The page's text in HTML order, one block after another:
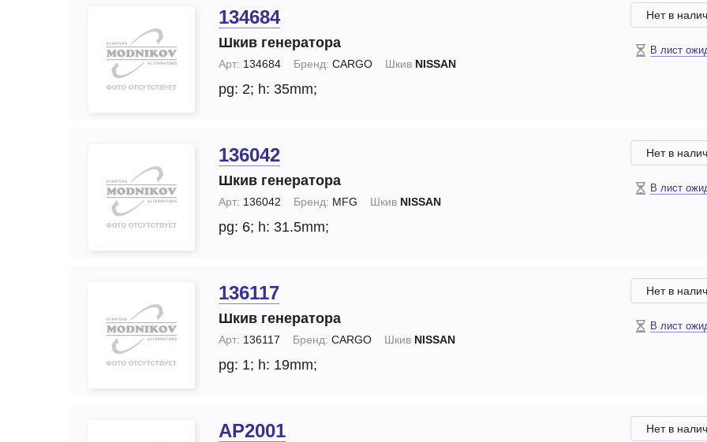
134684
Шкив генератора
Арт: 134684 Бренд: CARGO Шкив NISSAN
pg: 2; h: 35mm;
Нет в
В лист
136042
Шкив генератора
Арт: 136042 Бренд: MFG Шкив NISSAN
pg: 6; h: 31.5mm;
Нет в
В лист
136117
Шкив генератора
Арт: 136117 Бренд: CARGO Шкив NISSAN
pg: 1; h: 19mm;
Нет в
В лист
AP2001 Нет в